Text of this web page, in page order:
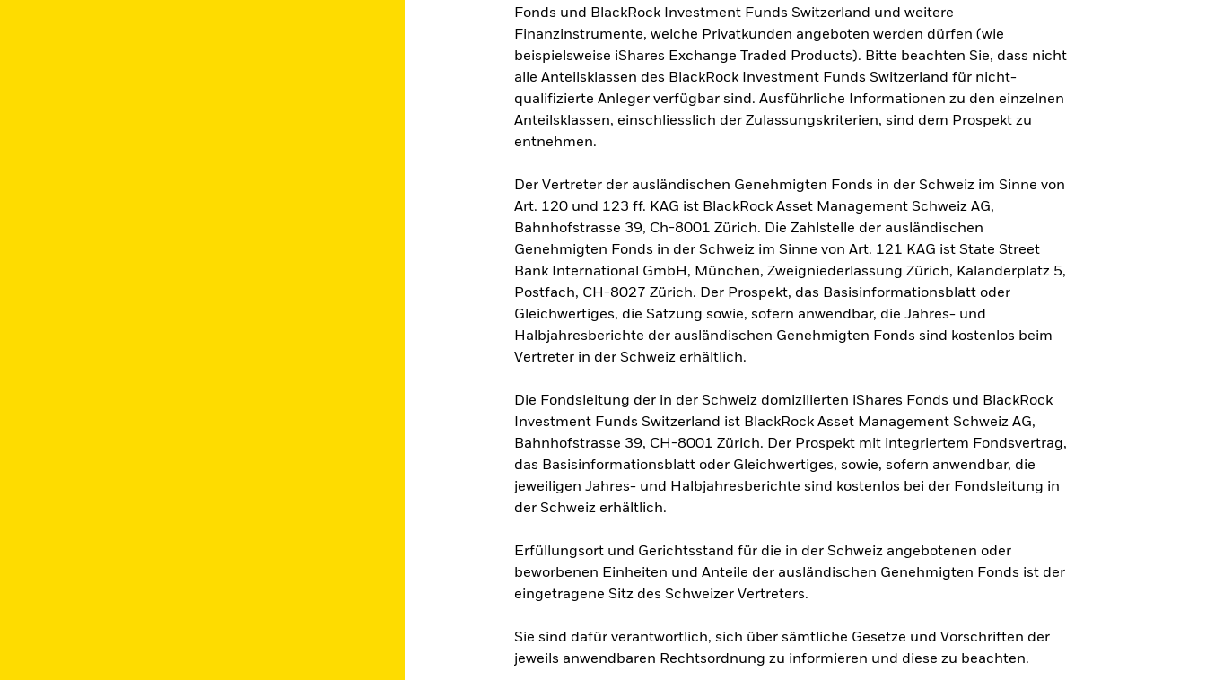
Fonds und BlackRock Investment Funds Switzerland und weitere
Finanzinstrumente, welche Privatkunden angeboten werden dürfen (wie
beispielsweise iShares Exchange Traded Products). Bitte beachten Sie, dass nicht
alle Anteilsklassen des BlackRock Investment Funds Switzerland für nicht-
qualifizierte Anleger verfügbar sind. Ausführliche Informationen zu den einzelnen
Anteilsklassen, einschliesslich der Zulassungskriterien, sind dem Prospekt zu
entnehmen.
Der Vertreter der ausländischen Genehmigten Fonds in der Schweiz im Sinne von
Art. 120 und 123 ff. KAG ist BlackRock Asset Management Schweiz AG,
Bahnhofstrasse 39, Ch-8001 Zürich. Die Zahlstelle der ausländischen
Genehmigten Fonds in der Schweiz im Sinne von Art. 121 KAG ist State Street
Bank International GmbH, München, Zweigniederlassung Zürich, Kalanderplatz 5,
Postfach, CH-8027 Zürich. Der Prospekt, das Basisinformationsblatt oder
Gleichwertiges, die Satzung sowie, sofern anwendbar, die Jahres- und
Halbjahresberichte der ausländischen Genehmigten Fonds sind kostenlos beim
Vertreter in der Schweiz erhältlich.
Die Fondsleitung der in der Schweiz domizilierten iShares Fonds und BlackRock
Investment Funds Switzerland ist BlackRock Asset Management Schweiz AG,
Bahnhofstrasse 39, CH-8001 Zürich. Der Prospekt mit integriertem Fondsvertrag,
das Basisinformationsblatt oder Gleichwertiges, sowie, sofern anwendbar, die
jeweiligen Jahres- und Halbjahresberichte sind kostenlos bei der Fondsleitung in
der Schweiz erhältlich.
Erfüllungsort und Gerichtsstand für die in der Schweiz angebotenen oder
beworbenen Einheiten und Anteile der ausländischen Genehmigten Fonds ist der
eingetragene Sitz des Schweizer Vertreters.
Sie sind dafür verantwortlich, sich über sämtliche Gesetze und Vorschriften der
jeweils anwendbaren Rechtsordnung zu informieren und diese zu beachten.